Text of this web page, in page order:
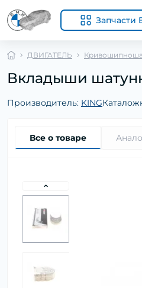
Запчасти
ДВИГАТЕЛЬ
Вкладыши
Производитель: KING
Все о товаре